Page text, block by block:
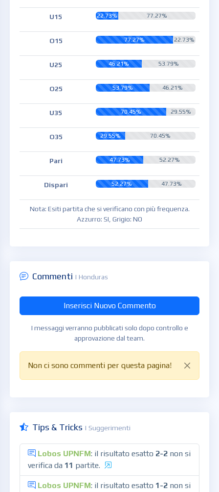
U15 22.73% 77.27%
O15 77.27% 22.73%
U25 46.21% 53.79%
O25 53.79% 46.21%
U35 70.45% 29.55%
O35 29.55% 70.45%
Pari 47.73% 52.27%
Dispari 52.27% 47.73%
Nota: Esiti partita che si verificano con più frequenza.
Azzurro: SI, Grigio: NO
Commenti | Honduras
Inserisci Nuovo Commento
I messaggi verranno pubblicati solo dopo controllo e
approvazione dal team.
Non ci sono commenti per questa pagina!
Tips & Tricks | Suggerimenti
Lobos UPNFM: il risultato esatto 2-2 non si
verifica da 11 partite.
Lobos UPNFM: il risultato esatto 1-2 non si